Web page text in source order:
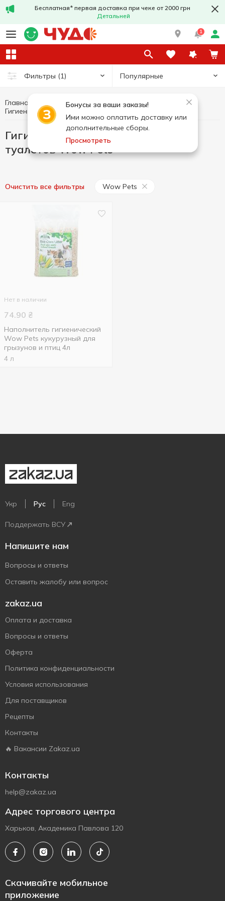
Бесплатная* первая доставка при чеке от 2000 грн
Детальней
1
Фильтры (1) Популярные
Бонусы за ваши заказы!
Ими можно оплатить доставку или
дополнительные сборы.
Просмотреть
Главная Товары для животных
Гигиенические наполнители для туалетов
Гигиенические наполнители для
туалетов Wow Pets
Очистить все фильтры Wow Pets
Нет в наличии
74.90 ₴
Наполнитель гигиенический
Wow Pets кукурузный для
грызунов и птиц 4л
4 л
Укр Рус Eng
Поддержать ВСУ
Напишите нам
Вопросы и ответы
Оставить жалобу или вопрос
zakaz.ua
Оплата и доставка
Вопросы и ответы
Оферта
Политика конфиденциальности
Условия использования
Для поставщиков
Рецепты
Контакты
🔥 Вакансии Zakaz.ua
Контакты
help@zakaz.ua
Адрес торгового центра
Харьков, Академика Павлова 120
Скачивайте мобильное
приложение